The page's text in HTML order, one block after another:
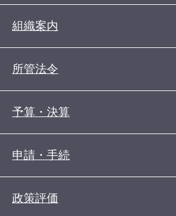
組織案内
所管法令
予算・決算
申請・手続
政策評価